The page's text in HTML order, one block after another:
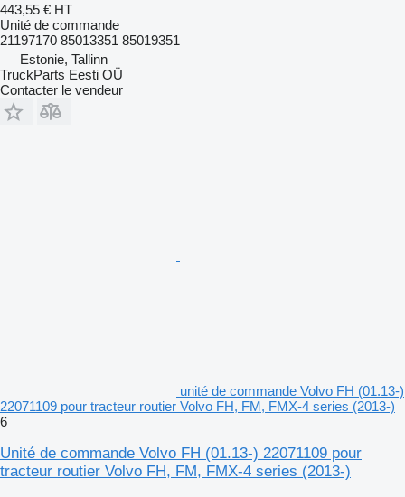
443,55 € HT
Unité de commande
21197170 85013351 85019351
Estonie, Tallinn
TruckParts Eesti OÜ
Contacter le vendeur
unité de commande Volvo FH (01.13-)
22071109 pour tracteur routier Volvo FH, FM, FMX-4 series (2013-)
6
Unité de commande Volvo FH (01.13-) 22071109 pour
tracteur routier Volvo FH, FM, FMX-4 series (2013-)